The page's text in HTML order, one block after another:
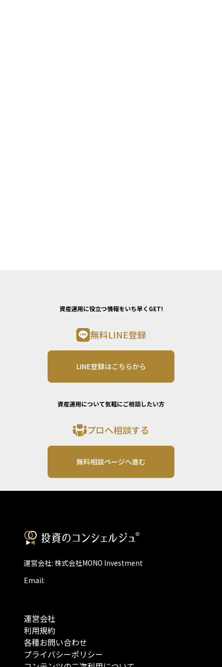
資産運用に役立つ情報をいち早くGET!
無料LINE登録
LINE登録はこちらから
資産運用について気軽にご相談したい方
プロへ相談する
無料相談ページへ進む
運営会社: 株式会社MONO Investment
Email:
運営会社
利用規約
各種お問い合わせ
プライバシーポリシー